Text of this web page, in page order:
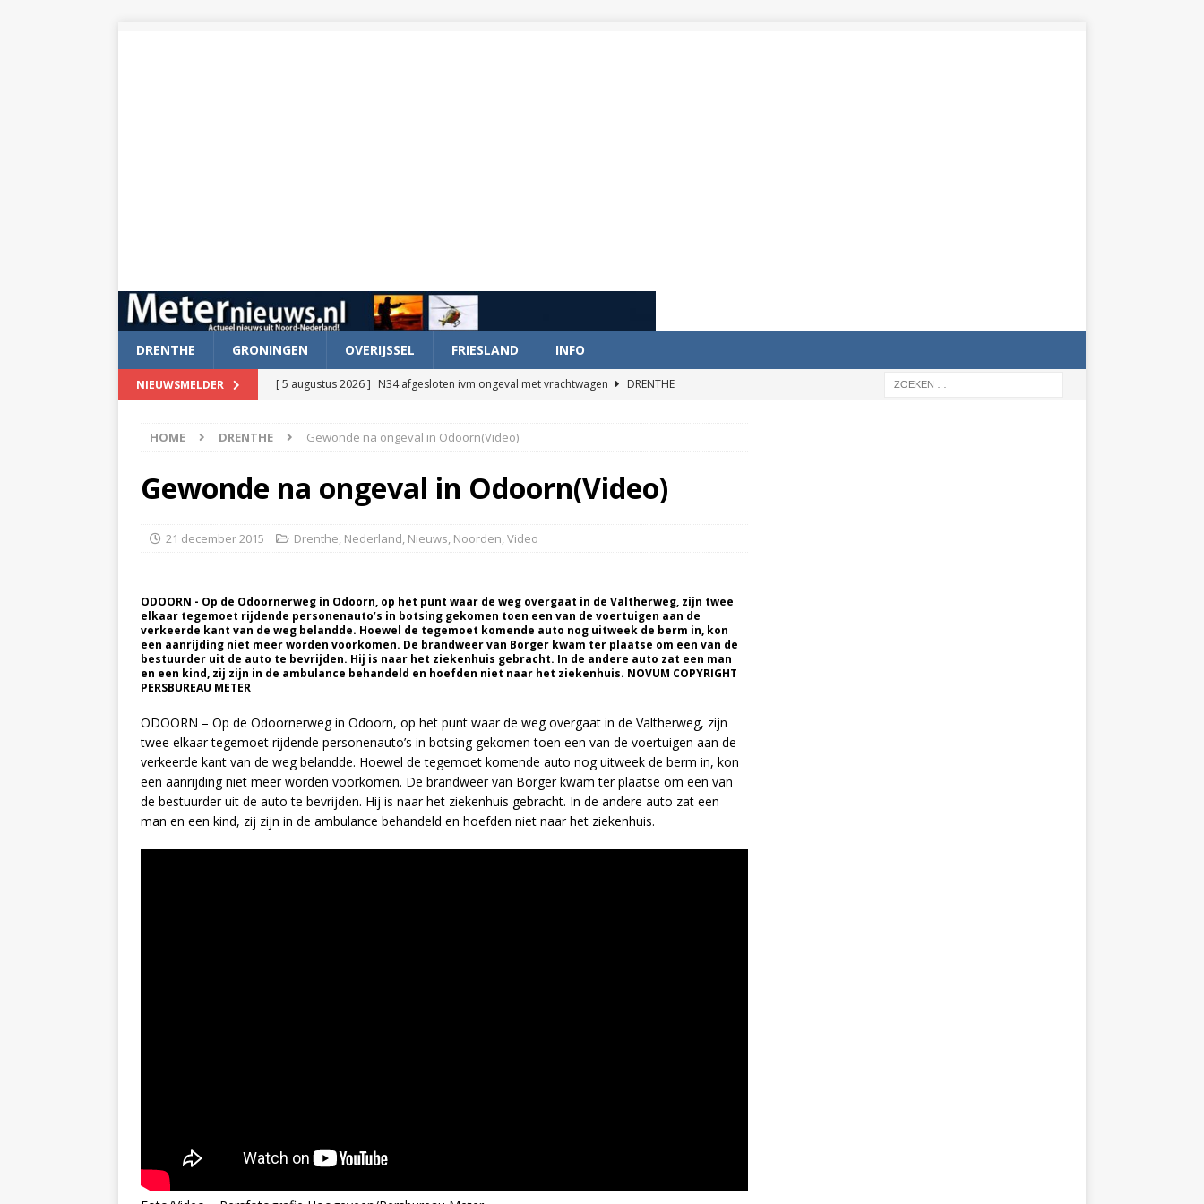
DRENTHE GRONINGEN OVERIJSSEL FRIESLAND INFO
NIEUWSMELDER [ 5 augustus 2026 ] N34 afgesloten ivm ongeval met vrachtwagen
DRENTHE
[ 4 augustus 2026 ] Olieslang schiet los van vuilniswagen tijdens inzamelronde
NIEUWS
[ 4 augustus 2026 ]
Persoon gewond na incident openluchtbad Groningen(Video)
NIEUWS
NIEUWS
HOME DRENTHE Gewonde na ongeval in Odoorn(Video)
Gewonde na ongeval in Odoorn(Video)
21 december 2015 Drenthe, Nederland, Nieuws, Noorden,Video
ODOORN - Op de Odoornerweg in Odoorn, op het punt waar de weg overgaat in de Valtherweg, zijn twee
elkaar tegemoet rijdende personenauto’s in botsing gekomen toen een van de voertuigen aan de
verkeerde kant van de weg belandde. Hoewel de tegemoet komende auto nog uitweek de berm in, kon
een aanrijding niet meer worden voorkomen. De brandweer van Borger kwam ter plaatse om een van de
bestuurder uit de auto te bevrijden. Hij is naar het ziekenhuis gebracht. In de andere auto zat een man
en een kind, zij zijn in de ambulance behandeld en hoefden niet naar het ziekenhuis. NOVUM COPYRIGHT
PERSBUREAU METER
ODOORN – Op de Odoornerweg in Odoorn, op het punt waar de weg overgaat in de Valtherweg, zijn
twee elkaar tegemoet rijdende personenauto’s in botsing gekomen toen een van de voertuigen aan de
verkeerde kant van de weg belandde. Hoewel de tegemoet komende auto nog uitweek de berm in, kon
een aanrijding niet meer worden voorkomen. De brandweer van Borger kwam ter plaatse om een van
de bestuurder uit de auto te bevrijden. Hij is naar het ziekenhuis gebracht. In de andere auto zat een
man en een kind, zij zijn in de ambulance behandeld en hoefden niet naar het ziekenhuis.